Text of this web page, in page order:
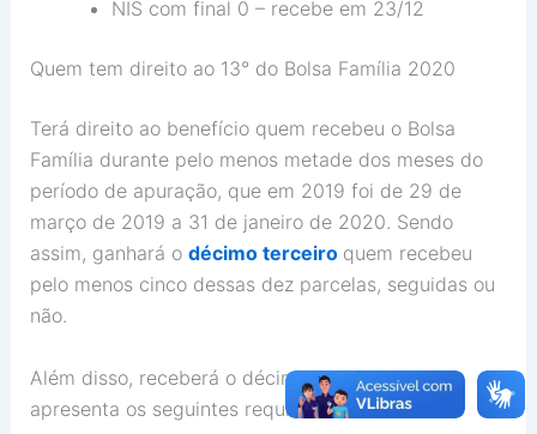
NIS com final 0 – recebe em 23/12
Quem tem direito ao 13° do Bolsa Família 2020
Terá direito ao benefício quem recebeu o Bolsa
Família durante pelo menos metade dos meses do
período de apuração, que em 2019 foi de 29 de
março de 2019 a 31 de janeiro de 2020. Sendo
assim, ganhará o décimo terceiro quem recebeu
pelo menos cinco dessas dez parcelas, seguidas ou
não.
Além disso, receberá o décimo terceiro quem
apresenta os seguintes requisitos: